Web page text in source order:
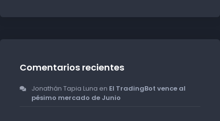
Comentarios recientes
Jonathán Tapia Luna en El TradingBot vence al
pésimo mercado de Junio